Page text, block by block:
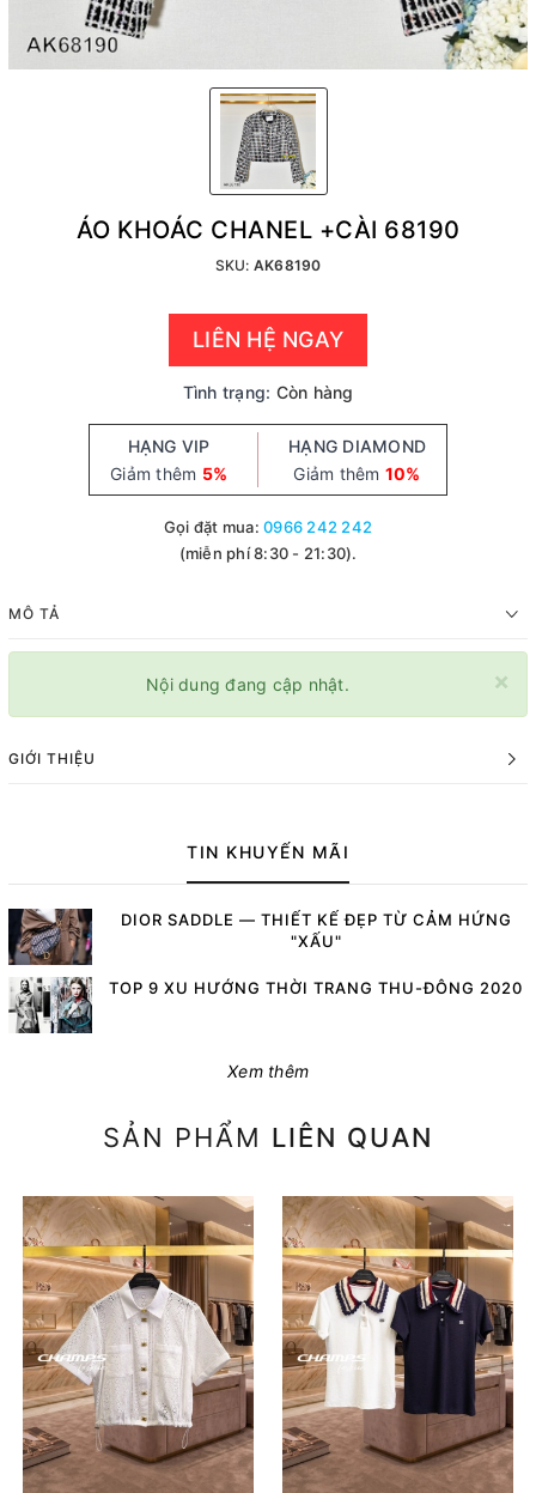
ÁO KHOÁC CHANEL +CÀI 68190
SKU: AK68190
LIÊN HỆ NGAY
Tình trạng: Còn hàng
HẠNG VIP
Giảm thêm 5%
HẠNG DIAMOND
Giảm thêm 10%
Gọi đặt mua:0966 242 242
(miễn phí 8:30 - 21:30).
MÔ TẢ
×
Nội dung đang cập nhật.
GIỚI THIỆU
TIN KHUYẾN MÃI
DIOR SADDLE — THIẾT KẾ ĐẸP TỪ CẢM HỨNG
"XẤU"
TOP 9 XU HƯỚNG THỜI TRANG THU-ĐÔNG 2020
Xem thêm
SẢN PHẨM LIÊN QUAN